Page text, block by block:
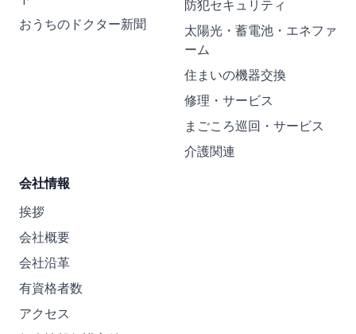
おうちのドクター新聞
防犯セキュリティ
太陽光・蓄電池・エネファ
ーム
住まいの機器交換
修理・サービス
まごころ巡回・サービス
介護関連
会社情報
挨拶
会社概要
会社沿革
有資格者数
アクセス